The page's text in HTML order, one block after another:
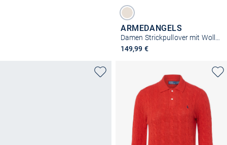
ARMEDANGELS
Damen Strickpullover mit Wollanteil - Rib Striped
149,99 €